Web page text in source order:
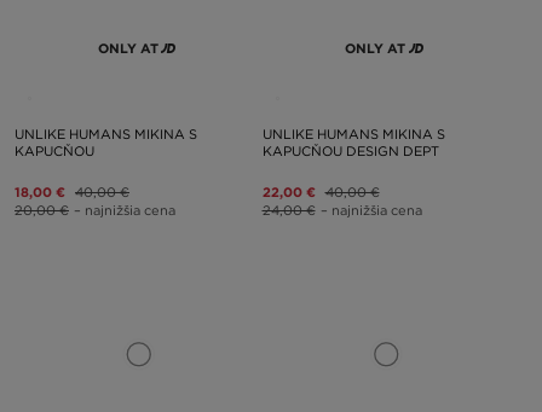
ONLY AT
UNLIKE HUMANS MIKINA S
KAPUCŇOU
18,00 € 40,00 €
20,00 € – najnižšia cena
ONLY AT
UNLIKE HUMANS MIKINA S
KAPUCŇOU DESIGN DEPT
22,00 € 40,00 €
24,00 € – najnižšia cena